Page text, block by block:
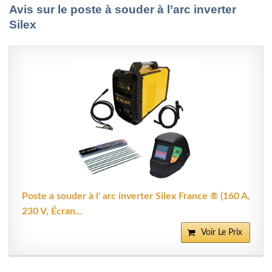
Avis sur le poste à souder à l’arc inverter
Silex
Poste a souder à l' arc inverter Silex France ® (160 A,
230 V, Écran...
Voir Le Prix